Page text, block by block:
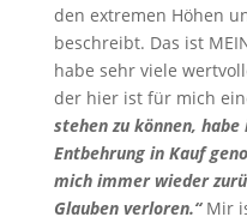
den extremen Höhen
beschreibt. Das ist
habe sehr viele
der hier ist für mich
stehen zu können,
Entbehrung in Kauf
mich immer wieder
Glauben verloren.“Mir